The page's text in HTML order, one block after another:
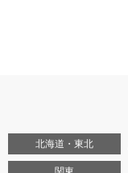
北海道・東北